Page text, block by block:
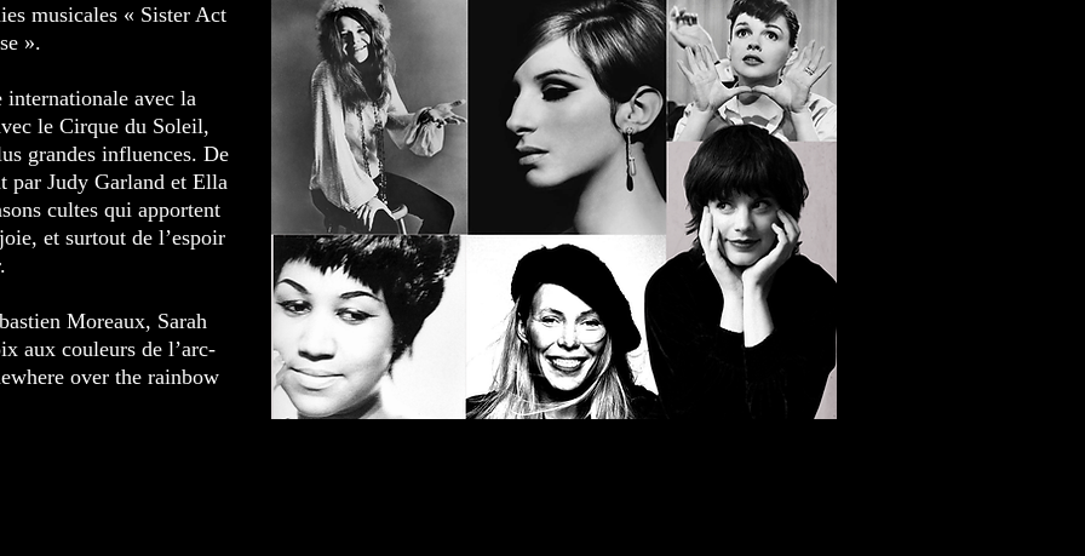
musicales « Sister Act
».
internationale avec la
le Cirque du Soleil,
grandes influences. De
par Judy Garland et Ella
cultes qui apportent
et surtout de l’espoir
Moreaux, Sarah
aux couleurs de l’arc-
over the rainbow